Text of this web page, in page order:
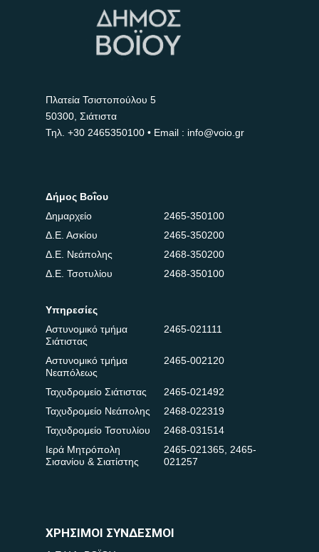
Πλατεία Τσιστοπούλου 5
50300, Σιάτιστα
Τηλ. +30 2465350100 • Email : info@voio.gr
Δήμος Βοΐου
Δημαρχείο
2465-350100
Δ.Ε. Ασκίου
2465-350200
Δ.Ε. Νεάπολης
2468-350200
Δ.Ε. Τσοτυλίου
2468-350100
Υπηρεσίες
Αστυνομικό τμήμα
Σιάτιστας
2465-021111
Αστυνομικό τμήμα
Νεαπόλεως
2465-002120
Ταχυδρομείο Σιάτιστας
2465-021492
Ταχυδρομείο Νεάπολης
2468-022319
Ταχυδρομείο Τσοτυλίου
2468-031514
Ιερά Μητρόπολη
Σισανίου & Σιατίστης
2465-021365, 2465-
021257
ΧΡΗΣΙΜΟΙ ΣΥΝΔΕΣΜΟΙ